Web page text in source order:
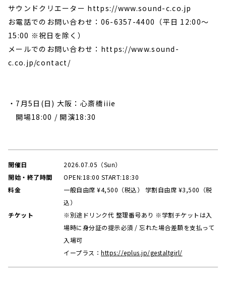
サウンドクリエーター https://www.sound-c.co.jp
お電話でのお問い合わせ：06-6357-4400（平日 12:00〜
15:00 ※祝日を除く）
メールでのお問い合わせ：https://www.sound-
c.co.jp/contact/
・7月5日(日) 大阪：心斎橋iiie
開場18:00 / 開演18:30
開催日
2026.07.05（Sun）
開始・終了時間
OPEN:18:00 START:18:30
料金
一般自由席 ¥4,500（税込） 学割自由席 ¥3,500（税
込）
チケット
※別途ドリンク代 整理番号あり ※学割チケットは入
場時に身分証の提示必須 / 忘れた場合差額を支払って
入場可
イープラス ： https://eplus.jp/gestaltgirl/